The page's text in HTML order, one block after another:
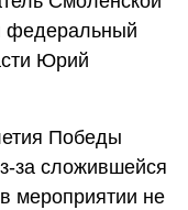
федеральный
Юрий
Победы
за сложившейся
мероприятии не